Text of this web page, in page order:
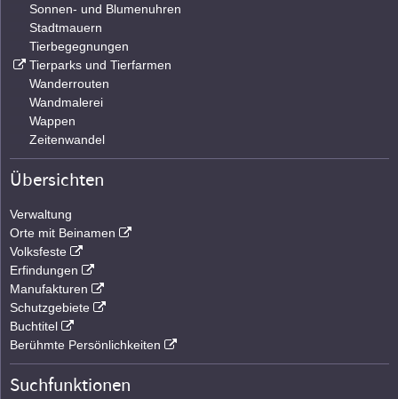
Sonnen- und Blumenuhren
Stadtmauern
Tierbegegnungen
Tierparks und Tierfarmen
Wanderrouten
Wandmalerei
Wappen
Zeitenwandel
Übersichten
Verwaltung
Orte mit Beinamen
Volksfeste
Erfindungen
Manufakturen
Schutzgebiete
Buchtitel
Berühmte Persönlichkeiten
Suchfunktionen